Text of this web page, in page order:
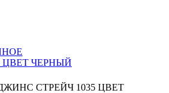
ЦВЕТ ЧЕРНЫЙ
ДЖИНС СТРЕЙЧ 1035 ЦВЕТ